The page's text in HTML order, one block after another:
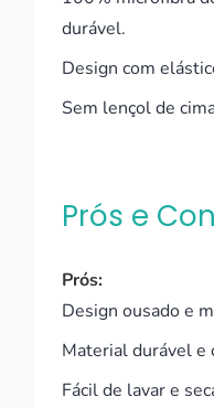
durável.
Design com
Sem lençol de
Prós e
Prós:
Design ousado e
Material durável e
Fácil de lavar e